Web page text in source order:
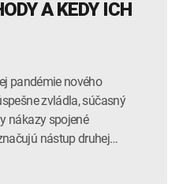
A KEDY ICH
pandémie nového
zvládla, súčasný
nákazy spojené
nástup druhej…